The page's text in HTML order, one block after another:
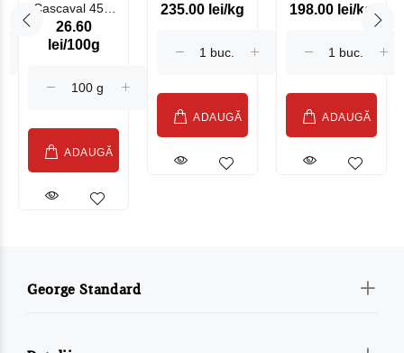
Cascaval 45%
Maasdam
Sublime Cow
26.60
lei/100g
ADAUGĂ
Somonat
235.00 lei/kg
ADAUGĂ
198.00 lei/kg
ADAUGĂ
George Standard